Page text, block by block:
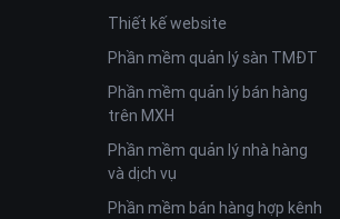
Thiết kế website
Phần mềm quản lý sàn TMĐT
Phần mềm quản lý bán hàng
trên MXH
Phần mềm quản lý nhà hàng
và dịch vụ
Phần mềm bán hàng hợp kênh